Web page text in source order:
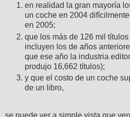
en realidad la gran mayoría
un coche en 2004
en 2005;
que los más de 126 mil
incluyen los de años
que ese año la industria
produjo 16,662 títulos);
y que el costo de un coche
de un libro,